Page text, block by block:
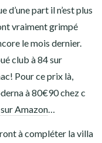
d’une part il n’est plus
vraiment grimpé
le mois dernier.
club à 84 sur
Pour ce prix là,
à 80€90 chez c
Amazon…
à compléter la villa